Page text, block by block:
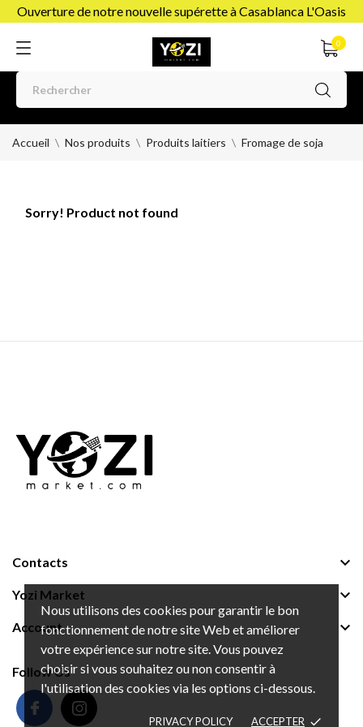
Nous utilisons des cookies pour garantir le bon
fonctionnement de notre site Web et améliorer
votre expérience sur notre site. Vous pouvez
choisir si vous souhaitez ou non consentir à
l'utilisation des cookies via les options ci-dessous.
PRIVACY POLICY ACCEPTER done
Ouverture de notre nouvelle supérette à Casablanca L'Oasis
0
Accueil Nos produits Produits laitiers Fromage de soja
Sorry! Product not found
Contacts 
Yozi Market 
Account 
Follow Us